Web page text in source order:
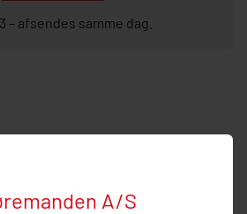
A/S
– afsendes samme dag.